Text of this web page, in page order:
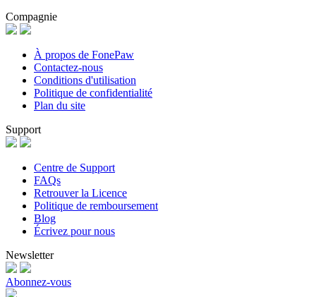
Compagnie
À propos de FonePaw
Contactez-nous
Conditions d'utilisation
Politique de confidentialité
Plan du site
Support
Centre de Support
FAQs
Retrouver la Licence
Politique de remboursement
Blog
Écrivez pour nous
Newsletter
Abonnez-vous